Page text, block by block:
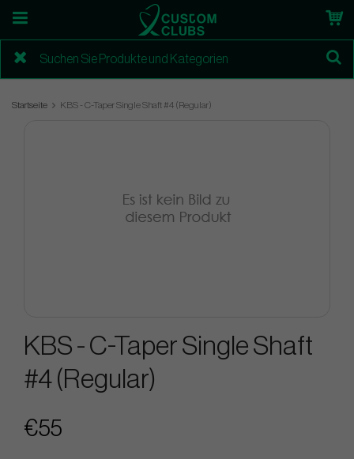
Startseite KBS - C-Taper Single Shaft #4 (Regular)
KBS - C-Taper Single Shaft
#4 (Regular)
€55